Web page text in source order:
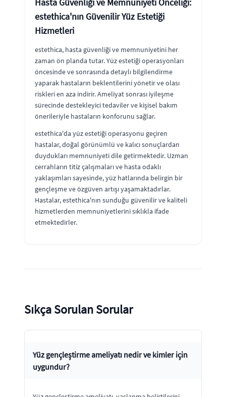
estethica'nın Güvenilir Yüz Estetiği
Hizmetleri
estethica, hasta güvenliği ve memnuniyetini her
zaman ön planda tutar. Yüz estetiği operasyonları
öncesinde ve sonrasında detaylı bilgilendirme
yaparak hastaların beklentilerini yönetir ve olası
riskleri en aza indirir. Ameliyat sonrası iyileşme
sürecinde destekleyici tedaviler ve kişisel bakım
önerileriyle hastaların konforunu sağlar.
estethica'da yüz estetiği operasyonu geçiren
hastalar, doğal görünümlü ve kalıcı sonuçlardan
duydukları memnuniyeti dile getirmektedir. Uzman
cerrahların titiz çalışmaları ve hasta odaklı
yaklaşımları sayesinde, yüz hatlarında belirgin bir
gençleşme ve özgüven artışı yaşamaktadırlar.
Hastalar, estethica'nın sunduğu güvenilir ve kaliteli
hizmetlerden memnuniyetlerini sıklıkla ifade
etmektedirler.
Sıkça Sorulan Sorular
Yüz gençleştirme ameliyatı nedir ve kimler için
uygundur?